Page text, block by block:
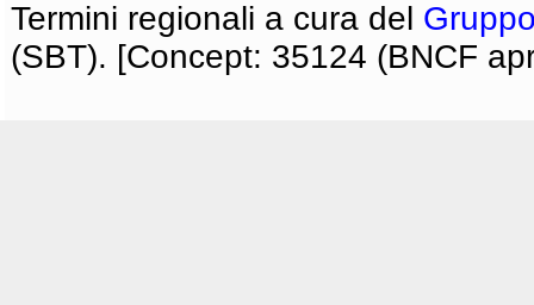
Termini regionali a cura del
(SBT). [Concept: 35124 (BNCF